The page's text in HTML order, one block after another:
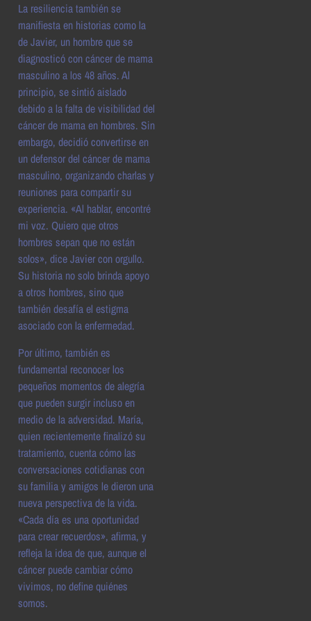
La resiliencia también se
manifiesta en historias como la
de Javier, un hombre que se
diagnosticó con cáncer de mama
masculino a los 48 años. Al
principio, se sintió aislado
debido a la falta de visibilidad del
cáncer de mama en hombres. Sin
embargo, decidió convertirse en
un defensor del cáncer de mama
masculino, organizando charlas y
reuniones para compartir su
experiencia. «Al hablar, encontré
mi voz. Quiero que otros
hombres sepan que no están
solos», dice Javier con orgullo.
Su historia no solo brinda apoyo
a otros hombres, sino que
también desafía el estigma
asociado con la enfermedad.
Por último, también es
fundamental reconocer los
pequeños momentos de alegría
que pueden surgir incluso en
medio de la adversidad. María,
quien recientemente finalizó su
tratamiento, cuenta cómo las
conversaciones cotidianas con
su familia y amigos le dieron una
nueva perspectiva de la vida.
«Cada día es una oportunidad
para crear recuerdos», afirma, y
refleja la idea de que, aunque el
cáncer puede cambiar cómo
vivimos, no define quiénes
somos.